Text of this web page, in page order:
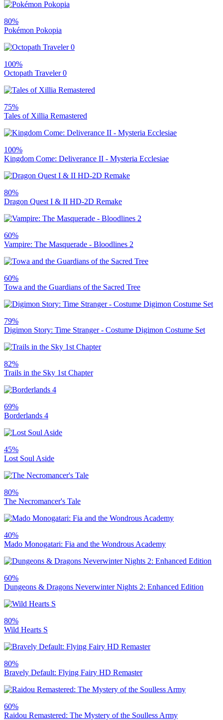
80%
Pokémon Pokopia
100%
Octopath Traveler 0
75%
Tales of Xillia Remastered
100%
Kingdom Come: Deliverance II - Mysteria Ecclesiae
80%
Dragon Quest I & II HD-2D Remake
60%
Vampire: The Masquerade - Bloodlines 2
60%
Towa and the Guardians of the Sacred Tree
79%
Digimon Story: Time Stranger - Costume Digimon Costume Set
82%
Trails in the Sky 1st Chapter
69%
Borderlands 4
45%
Lost Soul Aside
80%
The Necromancer's Tale
40%
Mado Monogatari: Fia and the Wondrous Academy
60%
Dungeons & Dragons Neverwinter Nights 2: Enhanced Edition
80%
Wild Hearts S
80%
Bravely Default: Flying Fairy HD Remaster
60%
Raidou Remastered: The Mystery of the Soulless Army